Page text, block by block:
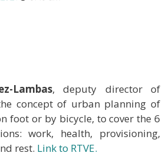
Lambas, deputy director of
concept of urban planning of
foot or by bicycle, to cover the 6
work, health, provisioning,
rest. Link to RTVE.